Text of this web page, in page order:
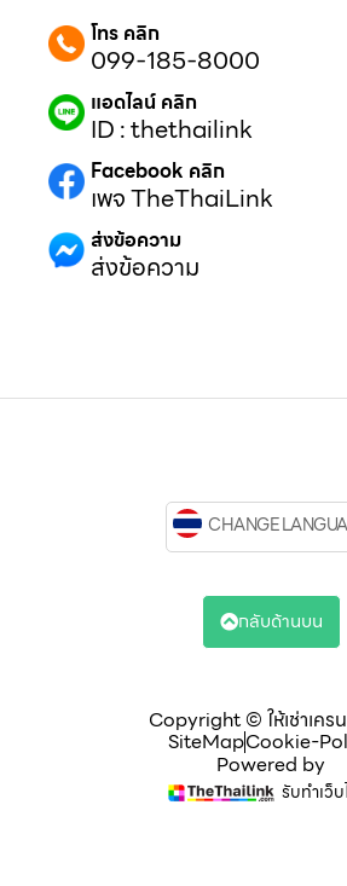
โทร คลิก
099-185-8000
แอดไลน์ คลิก
ID : thethailink
Facebook คลิก
เพจ TheThaiLink
ส่งข้อความ
ส่งข้อความ
Copyright © ให้เช่าเคร
SiteMapCookie-
Powered by
รับทำเว็
CHANGE
กลับด้านบน